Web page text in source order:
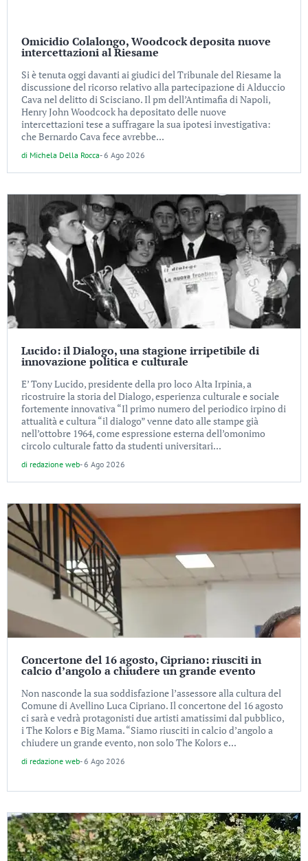
Omicidio Colalongo, Woodcock deposita nuove
intercettazioni al Riesame
Si è tenuta oggi davanti ai giudici del Tribunale del Riesame la
discussione del ricorso relativo alla partecipazione di Alduccio
Cava nel delitto di Scisciano. Il pm dell’Antimafia di Napoli,
Henry John Woodcock ha depositato delle nuove
intercettazioni tese a suffragare la sua ipotesi investigativa:
che Bernardo Cava fece avrebbe...
di Michela Della Rocca-6 Ago 2026
Lucido: il Dialogo, una stagione irripetibile di
innovazione politica e culturale
E’ Tony Lucido, presidente della pro loco Alta Irpinia, a
ricostruire la storia del Dialogo, esperienza culturale e sociale
fortemente innovativa “Il primo numero del periodico irpino di
attualità e cultura “il dialogo” venne dato alle stampe già
nell’ottobre 1964, come espressione esterna dell’omonimo
circolo culturale fatto da studenti universitari...
di redazione web-6 Ago 2026
Concertone del 16 agosto, Cipriano: riusciti in
calcio d’angolo a chiudere un grande evento
Non nasconde la sua soddisfazione l’assessore alla cultura del
Comune di Avellino Luca Cipriano. Il concertone del 16 agosto
ci sarà e vedrà protagonisti due artisti amatissimi dal pubblico,
i The Kolors e Big Mama. “Siamo riusciti in calcio d’angolo a
chiudere un grande evento, non solo The Kolors e...
di redazione web-6 Ago 2026